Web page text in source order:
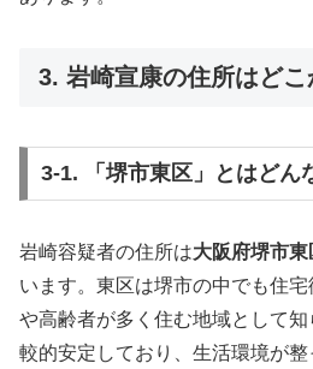
3. 岩崎宣康の住所はどこ
3-1. 「堺市東区」とはどん
岩崎容疑者の住所は大阪府堺市東
います。東区は堺市の中でも住
や高齢者が多く住む地域として
較的安定しており、生活環境が整